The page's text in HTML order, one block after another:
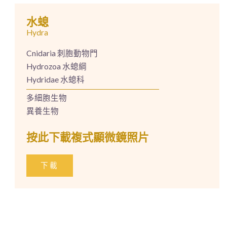
水螅
Hydra
Cnidaria 刺胞動物門
Hydrozoa 水螅綱
Hydridae 水螅科
多細胞生物
異養生物
按此下載複式顯微鏡照片
下載